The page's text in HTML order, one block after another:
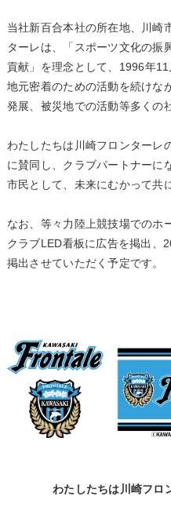
当社新百合本社の所在地、川崎
ターレは、「スポーツ文化の振
貢献」を理念として、1996年11
地元密着のための活動を続けな
発展、被災地での活動等多くの
わたしたちは川崎フロンターレ
に賛同し、クラブパートナーに
市民として、未来にむかって共
なお、等々力陸上競技場でのホ
クラブLED看板に広告を掲出、
掲出させていただく予定です。
わたしたちは川崎フロ